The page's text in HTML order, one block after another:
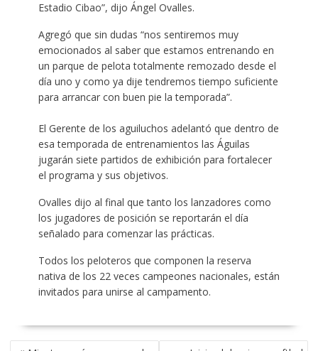
Estadio Cibao”, dijo Ángel Ovalles.
Agregó que sin dudas “nos sentiremos muy
emocionados al saber que estamos entrenando en
un parque de pelota totalmente remozado desde el
día uno y como ya dije tendremos tiempo suficiente
para arrancar con buen pie la temporada”.
El Gerente de los aguiluchos adelantó que dentro de
esa temporada de entrenamientos las Águilas
jugarán siete partidos de exhibición para fortalecer
el programa y sus objetivos.
Ovalles dijo al final que tanto los lanzadores como
los jugadores de posición se reportarán el día
señalado para comenzar las prácticas.
Todos los peloteros que componen la reserva
nativa de los 22 veces campeones nacionales, están
invitados para unirse al campamento.